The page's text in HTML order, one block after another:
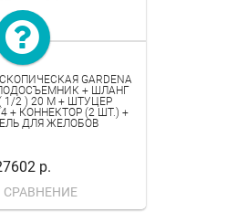
GARDENA
+ ШЛАНГ
1/2 ) 20 М + ШТУЦЕР
+ КОННЕКТОР (2 ШТ.) +
ДЛЯ ЖЕЛОБОВ
р.
СРАВНЕНИЕ